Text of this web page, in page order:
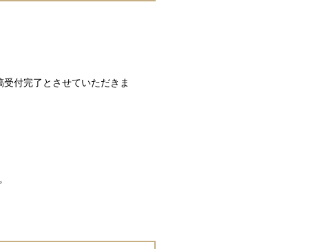
付完了とさせていただきま